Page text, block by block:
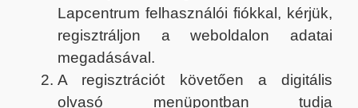
Lapcentrum felhasználói fiókkal, kérjük,
regisztráljon a weboldalon adatai
megadásával.
A regisztrációt követően a digitális
olvasó menüpontban tudja